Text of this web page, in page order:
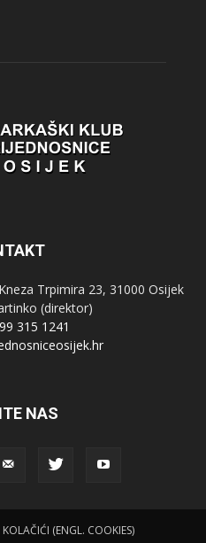
Trpimira 23, 31000 Osijek
(direktor)
315 1241
NAS
KOLAČIĆI (ENGL. COOKIES)